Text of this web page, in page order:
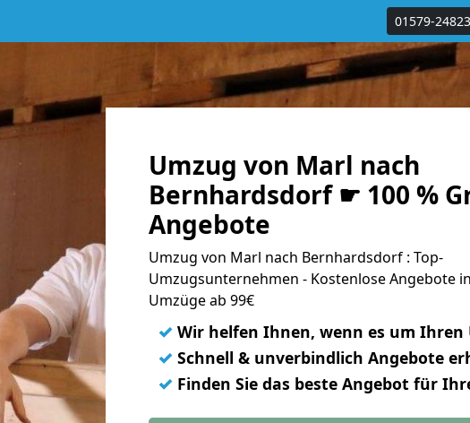
01579-
Umzug von Marl nach
Bernhardsdorf ☛ 100 %
Angebote
Umzug von Marl nach Bernhardsdorf : Top-
Umzugsunternehmen - Kostenlose Angebote
Umzüge ab 99€
✓ Wir helfen Ihnen, wenn es um Ihren
✓ Schnell & unverbindlich Angebote
✓ Finden Sie das beste Angebot für